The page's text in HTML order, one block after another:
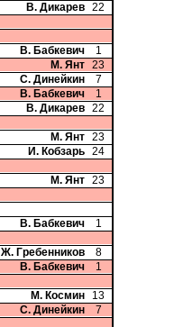
В. Дикарев 22
В. Бабкевич
1
М. Янт 23
С. Динейкин
7
В. Бабкевич
1
В. Дикарев 22
М. Янт 23
И. Кобзарь 24
М. Янт 23
В. Бабкевич
1
Ж. Гребенников
8
В. Бабкевич
1
М. Космин
13
С. Динейкин
7